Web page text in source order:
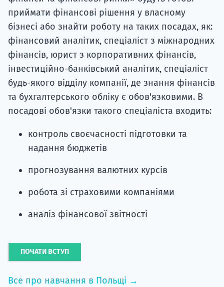
приймати фінансові рішення у власному
бізнесі або знайти роботу на таких посадах, як:
фінансовий аналітик, спеціаліст з міжнародних
фінансів, юрист з корпоративних фінансів,
інвестиційно-банківський аналітик, спеціаліст
будь-якого відділу компанії, де знання фінансів
та бухгалтерського обліку є обов'язковими. В
посадові обов'язки такого спеціаліста входить:
контроль своєчасності підготовки та
надання бюджетів
прогнозування валютних курсів
робота зі страховими компаніями
аналіз фінансової звітності
ПОЧАТИ ВСТУП
Все про навчання в Польщі →